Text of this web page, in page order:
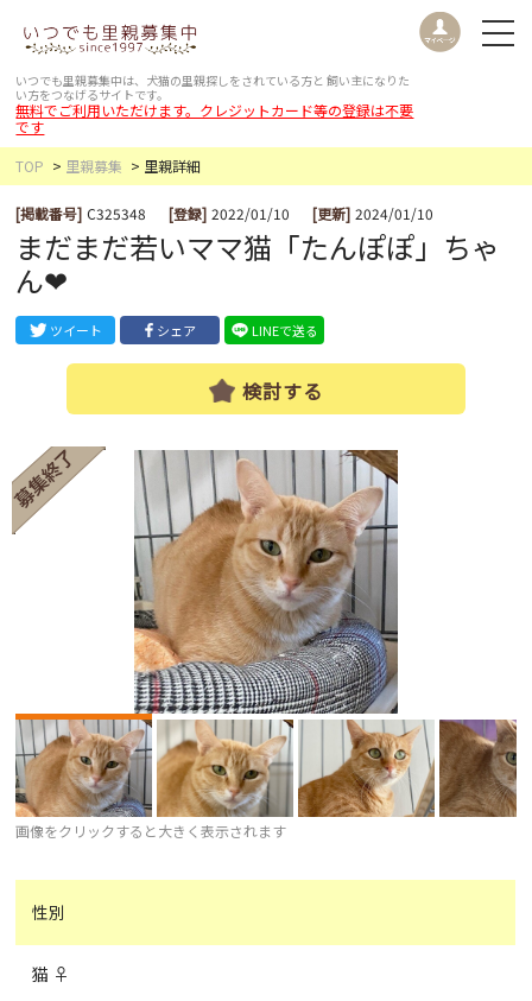
いつでも里親募集中は、犬猫の里親探しをされている方と 飼い主になりた
い方をつなげるサイトです。
無料でご利用いただけます。クレジットカード等の登録は不要
です
TOP
里親募集 里親詳細
[掲載番号] C325348 [登録] 2022/01/10 [更新] 2024/01/10
まだまだ若いママ猫「たんぽぽ」ちゃ
ん❤
ツイート シェア LINEで送る
検討する
画像をクリックすると大きく表示されます
性別
猫 ♀